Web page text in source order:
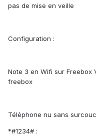
pas de mise en veille
Configuration :
Note 3 en Wifi sur Freebox
freebox
Téléphone nu sans
*#1234# :